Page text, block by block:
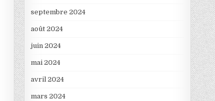
septembre 2024
août 2024
juin 2024
mai 2024
avril 2024
mars 2024